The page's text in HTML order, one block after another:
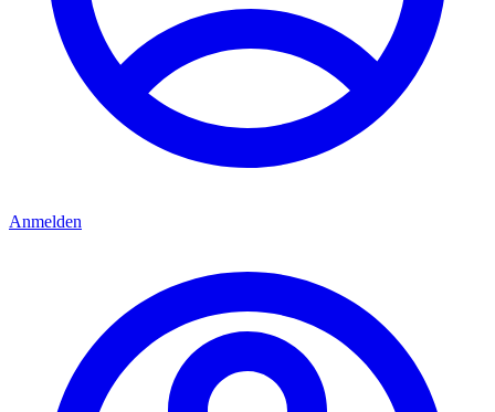
Anmelden